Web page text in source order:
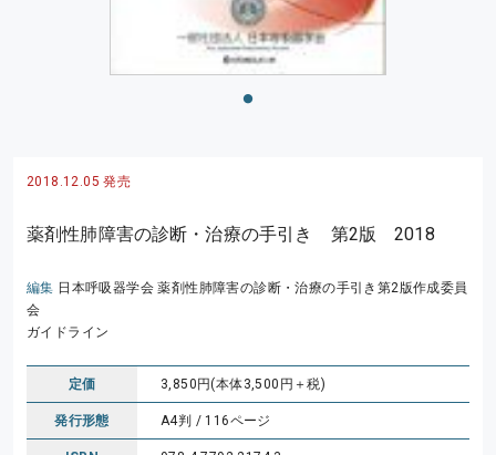
2018.12.05 発売
薬剤性肺障害の診断・治療の手引き 第2版 2018
編集 日本呼吸器学会 薬剤性肺障害の診断・治療の手引き第2版作成委員
会
ガイドライン
定価 3,850円(本体3,500円＋税)
発行形態 A4判 / 116ページ